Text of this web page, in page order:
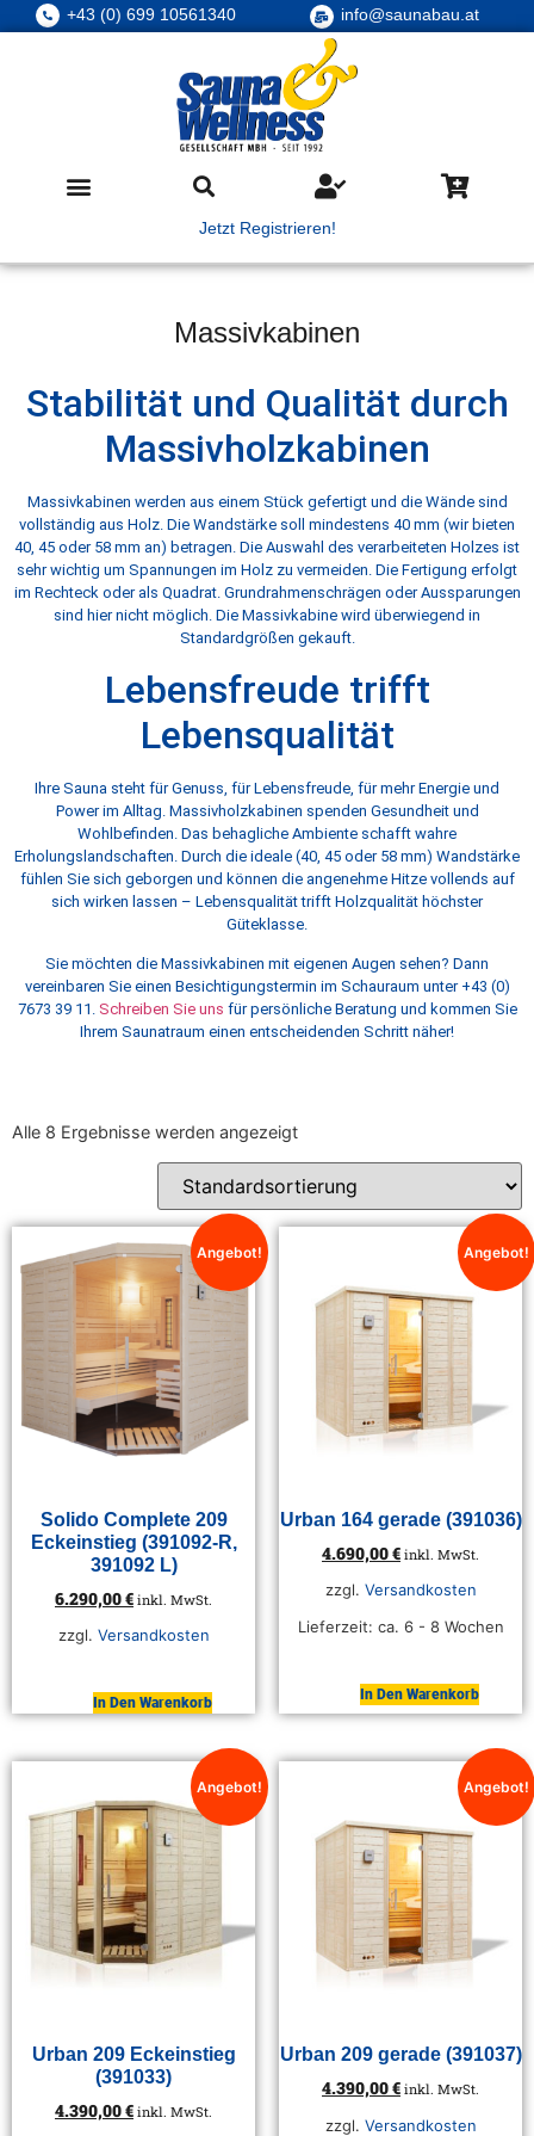
+43 (0) 699 10561340 info@saunabau.at
Jetzt Registrieren!
Massivkabinen
Stabilität und Qualität durch
Massivholzkabinen
Massivkabinen werden aus einem Stück gefertigt und die Wände sind
vollständig aus Holz. Die Wandstärke soll mindestens 40 mm (wir bieten
40, 45 oder 58 mm an) betragen. Die Auswahl des verarbeiteten Holzes ist
sehr wichtig um Spannungen im Holz zu vermeiden. Die Fertigung erfolgt
im Rechteck oder als Quadrat. Grundrahmenschrägen oder Aussparungen
sind hier nicht möglich. Die Massivkabine wird überwiegend in
Standardgrößen gekauft.
Lebensfreude trifft
Lebensqualität
Ihre Sauna steht für Genuss, für Lebensfreude, für mehr Energie und
Power im Alltag. Massivholzkabinen spenden Gesundheit und
Wohlbefinden. Das behagliche Ambiente schafft wahre
Erholungslandschaften. Durch die ideale (40, 45 oder 58 mm) Wandstärke
fühlen Sie sich geborgen und können die angenehme Hitze vollends auf
sich wirken lassen – Lebensqualität trifft Holzqualität höchster
Güteklasse.
Sie möchten die Massivkabinen mit eigenen Augen sehen? Dann
vereinbaren Sie einen Besichtigungstermin im Schauraum unter +43 (0)
7673 39 11. Schreiben Sie uns für persönliche Beratung und kommen Sie
Ihrem Saunatraum einen entscheidenden Schritt näher!
Alle 8 Ergebnisse werden angezeigt
Angebot!
Solido Complete 209
Eckeinstieg (391092-R,
391092 L)
6.290,00€ inkl. MwSt.
zzgl. Versandkosten
In Den Warenkorb
Angebot!
Urban 164 gerade (391036)
4.690,00€ inkl. MwSt.
zzgl. Versandkosten
Lieferzeit: ca. 6 - 8 Wochen
In Den Warenkorb
Angebot!
Urban 209 Eckeinstieg
(391033)
4.390,00€ inkl. MwSt.
Angebot!
Urban 209 gerade (391037)
4.390,00€ inkl. MwSt.
zzgl. Versandkosten